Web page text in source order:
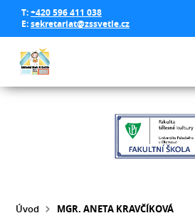
T:+420 596 411 038
E:sekretariat@zssvetle.cz
Úvod MGR. ANETA KRAVČÍKOVÁ